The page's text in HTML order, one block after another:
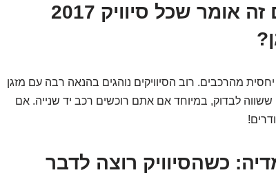
שאלה בוערת: האם זה אומר שכל סיוויק 2017
מהרכבים. רוב הסיוויקים נוהגים בהנאה רבה עם מזגן
לבדוק, במיוחד אם אתם רוכשים רכב יד שנייה. אם
כשהסיוויק רוצה לדבר